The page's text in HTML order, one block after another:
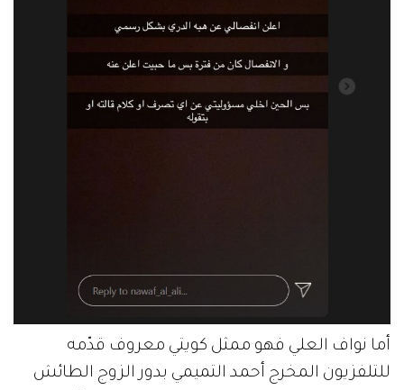
أما نواف العلي فهو ممثل كويتي معروف قدّمه
للتلفزيون المخرج أحمد التميمي بدور الزوج الطائش